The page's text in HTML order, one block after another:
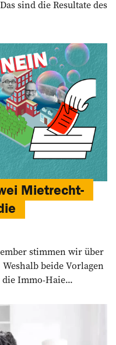
sind die Resultate des
Mietrecht-
­stimmen wir über
beide Vorlagen
Immo-Haie...